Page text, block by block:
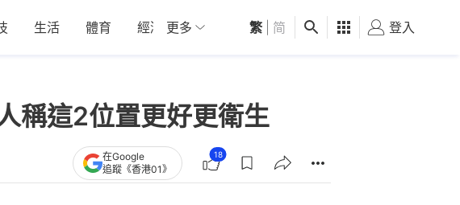
生活 體育 經濟 01深圳 觀點 健康 好食玩飛
更多 繁 简 登入
稱這2位置更好更衛生
在Google
追蹤《香港01》
18